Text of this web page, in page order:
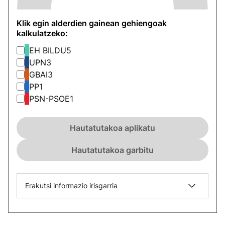
Klik egin alderdien gainean gehiengoak
kalkulatzeko:
EH BILDU5
UPN3
GBAI3
PP1
PSN-PSOE1
Hautatutakoa aplikatu
Hautatutakoa garbitu
Erakutsi informazio irisgarria